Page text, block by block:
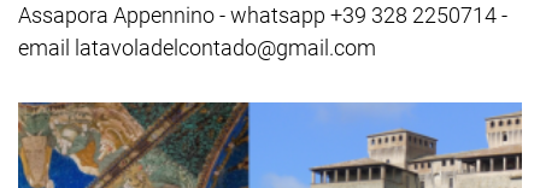
Assapora Appennino - whatsapp +39 328 2250714 -
email latavoladelcontado@gmail.com